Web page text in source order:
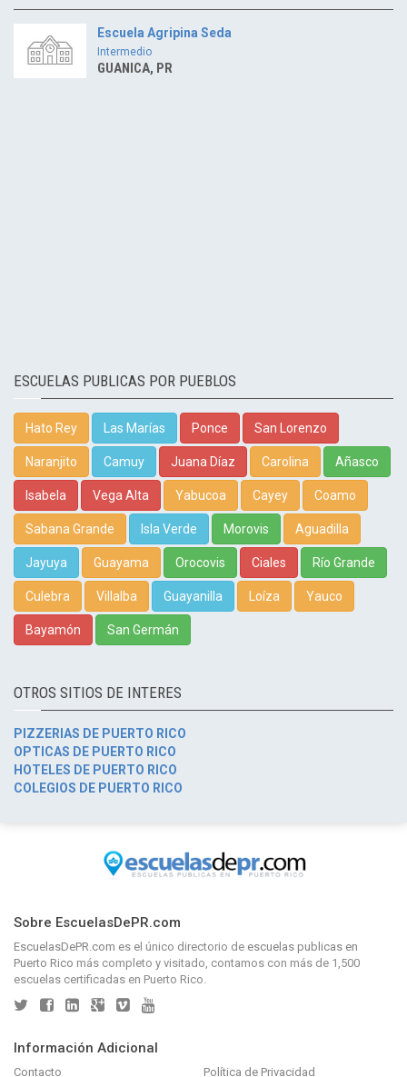
Escuela Agripina Seda
Intermedio
GUANICA, PR
ESCUELAS PUBLICAS POR PUEBLOS
Hato Rey Las Marías Ponce San Lorenzo
Naranjito Camuy Juana Díaz Carolina Añasco
Isabela Vega Alta Yabucoa Cayey Coamo
Sabana Grande Isla Verde Morovis Aguadilla
Jayuya Guayama Orocovis Ciales Río Grande
Culebra Villalba Guayanilla Loíza Yauco
Bayamón San Germán
OTROS SITIOS DE INTERES
PIZZERIAS DE PUERTO RICO
OPTICAS DE PUERTO RICO
HOTELES DE PUERTO RICO
COLEGIOS DE PUERTO RICO
Sobre EscuelasDePR.com
EscuelasDePR.com es el único directorio de escuelas publicas en
Puerto Rico más completo y visitado, contamos con más de 1,500
escuelas certificadas en Puerto Rico.
Información Adicional
Contacto Política de Privacidad